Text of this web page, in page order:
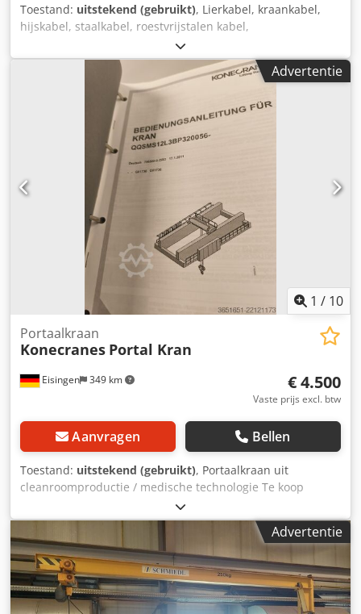
Toestand: uitstekend (gebruikt), Lierkabel, kraankabel,
hijskabel, staalkabel, roestvrijstalen kabel,
bosbouwlierenkabel, rondslagenkabel -Fabrikant: TECI,
kraankabel, rondslagenkabel Ø 9 mm -Kabelspecificatie:
7x19 -Lengte: 58 m -Aantal: 1 staalkabel beschikbaar -Prijs:
per stuk -Andere kraankabels: ook beschikbaar Chedpfxov
E H Sre Alxsa -Transportafmetingen: Ø 300 x 220 mm / Ø
400 x 300 mm -Gewicht: 22 kg
Advertentie
1 / 10
Eisingen 349 km
Portaalkraan
Konecranes Portal Kran
€ 4.500
Vaste prijs excl. btw
Aanvragen Bellen
Toestand: uitstekend (gebruikt), Portaalkraan uit
cleanroomproductie / medische technologie Te koop
aangeboden: een portaalkraan uit een
cleanroomproductielijn in de medische technologie.
Chedpfjzdc Azox Alxoa De nieuwprijs bedroeg circa €
54.000. Het laden van de kraan op uw vier 12-tons
vrachtwagens is bij de prijs inbegrepen.
Advertentie